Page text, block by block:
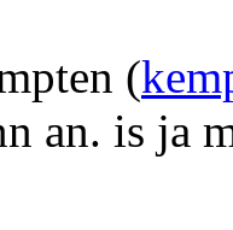
(
an. is ja